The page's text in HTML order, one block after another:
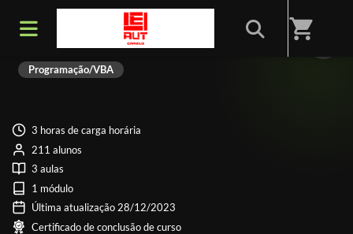
shopping_cart
Revit Extreme
Programação/VBA
3 horas de carga horária
211 alunos
3 aulas
1 módulo
Última atualização 28/12/2023
Certificado de conclusão de curso